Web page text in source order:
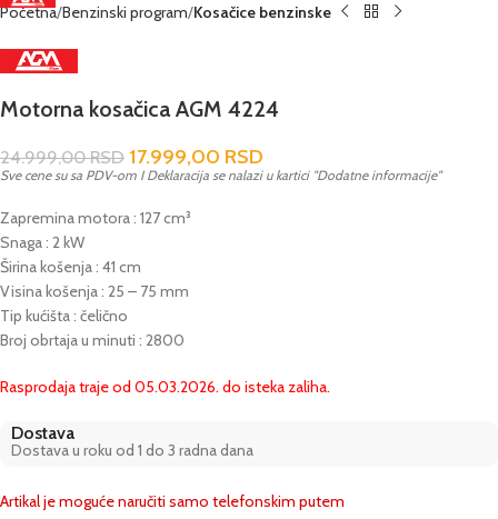
Početna Benzinski program Kosačice benzinske
Motorna kosačica AGM 4224
24.999,00RSD 17.999,00 RSD
Sve cene su sa PDV-om I Deklaracija se nalazi u kartici "Dodatne informacije"
Zapremina motora : 127 cm³
Snaga : 2 kW
Širina košenja : 41 cm
Visina košenja : 25 – 75 mm
Tip kućišta : čelično
Broj obrtaja u minuti : 2800
Rasprodaja traje od 05.03.2026. do isteka zaliha.
Dostava
Dostava u roku od 1 do 3 radna dana
Artikal je moguće naručiti samo telefonskim putem